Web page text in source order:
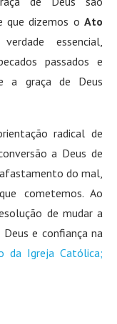
que dizemos o Ato
essencial,
passados ​​e
a graça de Deus
radical de
a Deus de
do mal,
cometemos. Ao
de mudar a
e confiança na
da Igreja Católica;